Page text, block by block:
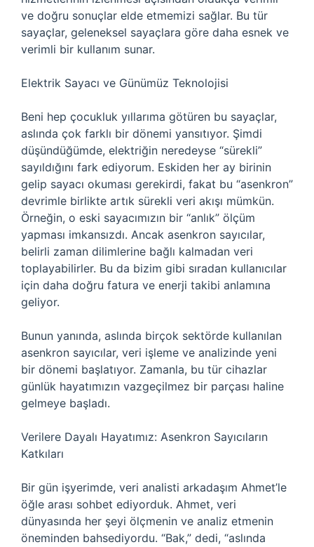
ve doğru sonuçlar elde etmemizi sağlar. Bu tür
sayaçlar, geleneksel sayaçlara göre daha esnek ve
verimli bir kullanım sunar.
Elektrik Sayacı ve Günümüz Teknolojisi
Beni hep çocukluk yıllarıma götüren bu sayaçlar,
aslında çok farklı bir dönemi yansıtıyor. Şimdi
düşündüğümde, elektriğin neredeyse “sürekli”
sayıldığını fark ediyorum. Eskiden her ay birinin
gelip sayacı okuması gerekirdi, fakat bu “asenkron”
devrimle birlikte artık sürekli veri akışı mümkün.
Örneğin, o eski sayacımızın bir “anlık” ölçüm
yapması imkansızdı. Ancak asenkron sayıcılar,
belirli zaman dilimlerine bağlı kalmadan veri
toplayabilirler. Bu da bizim gibi sıradan kullanıcılar
için daha doğru fatura ve enerji takibi anlamına
geliyor.
Bunun yanında, aslında birçok sektörde kullanılan
asenkron sayıcılar, veri işleme ve analizinde yeni
bir dönemi başlatıyor. Zamanla, bu tür cihazlar
günlük hayatımızın vazgeçilmez bir parçası haline
gelmeye başladı.
Verilere Dayalı Hayatımız: Asenkron Sayıcıların
Katkıları
Bir gün işyerimde, veri analisti arkadaşım Ahmet’le
öğle arası sohbet ediyorduk. Ahmet, veri
dünyasında her şeyi ölçmenin ve analiz etmenin
öneminden bahsediyordu. “Bak,” dedi, “aslında